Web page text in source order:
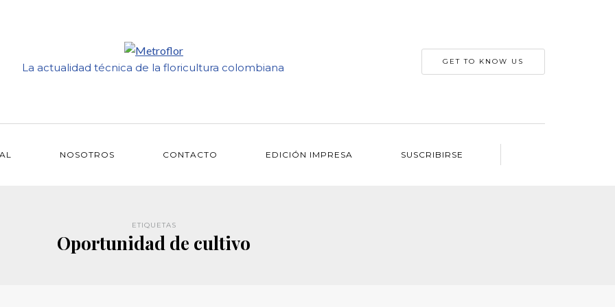
La actualidad técnica de la floricultura colombiana GET TO KNOW US
NOSOTROS CONTACTO EDICIÓN IMPRESA SUSCRIBIRSE
ETIQUETAS
Oportunidad de cultivo